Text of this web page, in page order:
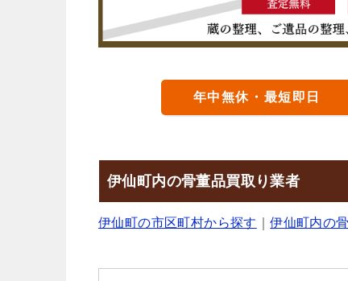
年中無休・最短即日
伊仙町内の骨董品買取り業者
伊仙町の市区町村から探す ｜伊仙町内の